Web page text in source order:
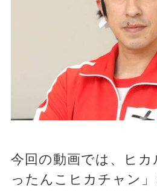
今回の動画では、ヒ
ったんこヒカチャン